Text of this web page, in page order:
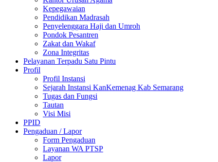
Kepegawaian
Pendidikan Madrasah
Penyelenggara Haji dan Umroh
Pondok Pesantren
Zakat dan Wakaf
Zona Integritas
Pelayanan Terpadu Satu Pintu
Profil
Profil Instansi
Sejarah Instansi KanKemenag Kab Semarang
Tugas dan Fungsi
Tautan
Visi Misi
PPID
Pengaduan / Lapor
Form Pengaduan
Layanan WA PTSP
Lapor